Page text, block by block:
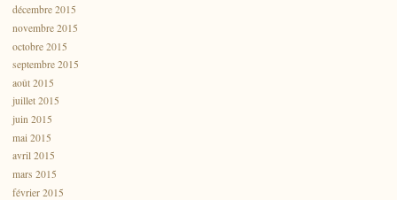
décembre 2015
novembre 2015
octobre 2015
septembre 2015
août 2015
juillet 2015
juin 2015
mai 2015
avril 2015
mars 2015
février 2015